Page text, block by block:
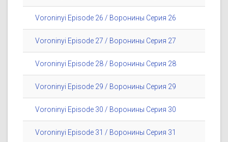
Voroninyi Episode 26 / Воронины Серия 26
Voroninyi Episode 27 / Воронины Серия 27
Voroninyi Episode 28 / Воронины Серия 28
Voroninyi Episode 29 / Воронины Серия 29
Voroninyi Episode 30 / Воронины Серия 30
Voroninyi Episode 31 / Воронины Серия 31